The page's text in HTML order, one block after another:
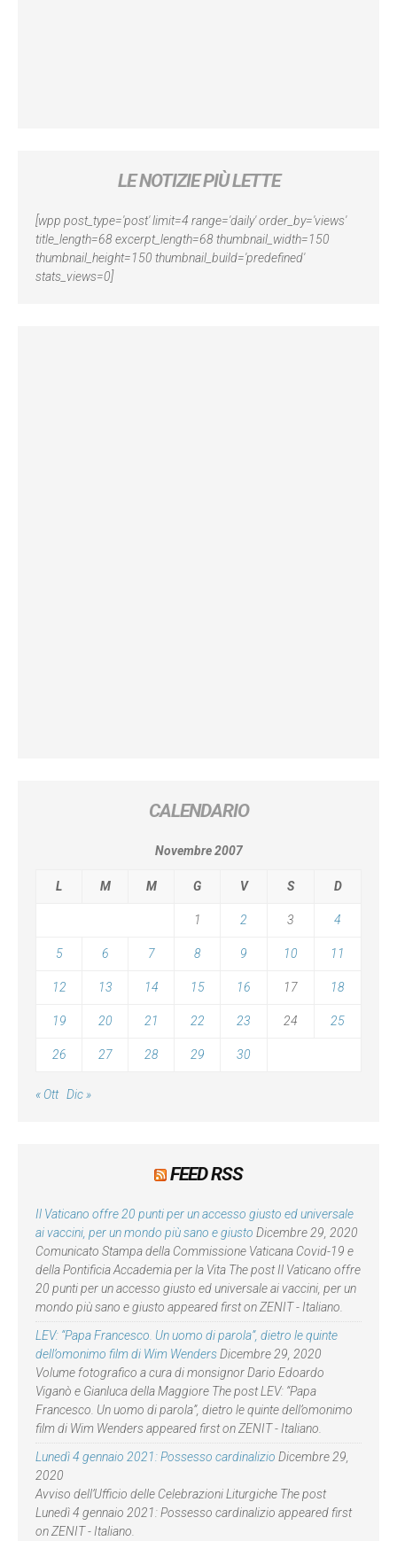
LE NOTIZIE PIÙ LETTE
[wpp post_type='post' limit=4 range='daily' order_by='views'
title_length=68 excerpt_length=68 thumbnail_width=150
thumbnail_height=150 thumbnail_build='predefined'
stats_views=0]
CALENDARIO
Novembre 2007
L M M G V S D
1 2 3 4
5 6 7 8 9 10 11
12 13 14 15 16 17 18
19 20 21 22 23 24 25
26 27 28 29 30
« Ott Dic »
FEED RSS
Il Vaticano offre 20 punti per un accesso giusto ed universale
ai vaccini, per un mondo più sano e giusto Dicembre 29, 2020
Comunicato Stampa della Commissione Vaticana Covid-19 e
della Pontificia Accademia per la Vita The post Il Vaticano offre
20 punti per un accesso giusto ed universale ai vaccini, per un
mondo più sano e giusto appeared first on ZENIT - Italiano.
LEV: “Papa Francesco. Un uomo di parola”, dietro le quinte
dell’omonimo film di Wim WendersDicembre 29, 2020
Volume fotografico a cura di monsignor Dario Edoardo
Viganò e Gianluca della Maggiore The post LEV: “Papa
Francesco. Un uomo di parola”, dietro le quinte dell’omonimo
film di Wim Wenders appeared first on ZENIT - Italiano.
Lunedì 4 gennaio 2021: Possesso cardinalizio Dicembre 29,
2020
Avviso dell’Ufficio delle Celebrazioni Liturgiche The post
Lunedì 4 gennaio 2021: Possesso cardinalizio appeared first
on ZENIT - Italiano.